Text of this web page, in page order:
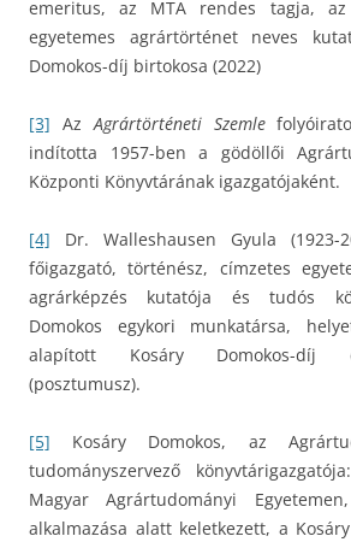
emeritus, az MTA rendes tagja,
egyetemes agrártörténet neves
Domokos-díj birtokosa (2022)
[3] AzAgrártörténeti Szemle
indította 1957-ben a gödöllői
Központi Könyvtárának igazgatójaként.
[4] Dr. Walleshausen Gyula (1923-
főigazgató, történész, címzetes
agrárképzés kutatója és tudós
Domokos egykori munkatársa,
alapított Kosáry Domokos-díj
(posztumusz).
[5] Kosáry Domokos, az
tudományszervező
Magyar Agrártudományi
alkalmazása alatt keletkezett, a